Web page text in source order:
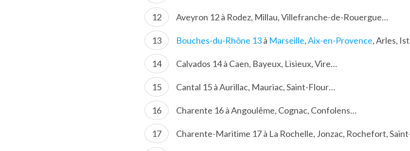
Aveyron 12 à Rodez, Millau, Villefranche-de-Rouergue…
Bouches-du-Rhône 13à Marseille,Aix-en-Provence, Arles,
Calvados 14 à Caen, Bayeux, Lisieux, Vire…
Cantal 15 à Aurillac, Mauriac, Saint-Flour…
Charente 16 à Angoulême, Cognac, Confolens…
Charente-Maritime 17 à La Rochelle, Jonzac, Rochefort,